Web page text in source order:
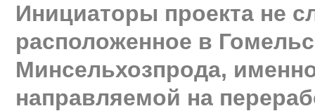
Инициаторы проекта не
расположенное в
Минсельхозпрода,
направляемой на